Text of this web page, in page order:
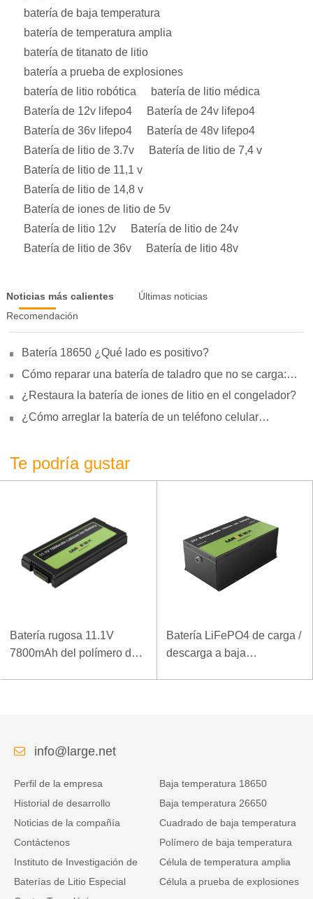
batería de baja temperatura
batería de temperatura amplia
batería de titanato de litio
batería a prueba de explosiones
batería de litio robótica
batería de litio médica
Batería de 12v lifepo4
Batería de 24v lifepo4
Batería de 36v lifepo4
Batería de 48v lifepo4
Batería de litio de 3.7v
Batería de litio de 7,4 v
Batería de litio de 11,1 v
Batería de litio de 14,8 v
Batería de iones de litio de 5v
Batería de litio 12v
Batería de litio de 24v
Batería de litio de 36v
Batería de litio 48v
Noticias más calientes
Últimas noticias
Recomendación
Batería 18650 ¿Qué lado es positivo?
Cómo reparar una batería de taladro que no se carga:
¿Restaura la batería de iones de litio en el congelador?
¿Cómo arreglar la batería de un teléfono celular
Te podría gustar
Batería rugosa 11.1V
7800mAh del polímero del
Batería LiFePO4 de carga /
descarga a baja
info@large.net
Perfil de la empresa
Historial de desarrollo
Noticias de la compañía
Contáctenos
Instituto de Investigación de
Baterías de Litio Especial
Baja temperatura 18650
Baja temperatura 26650
Cuadrado de baja temperatura
Polímero de baja temperatura
Célula de temperatura amplia
Célula a prueba de explosiones